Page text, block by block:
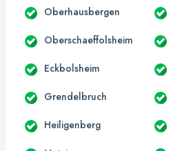
Oberhausbergen
Oberschaeffolsheim
Eckbolsheim
Grendelbruch
Heiligenberg